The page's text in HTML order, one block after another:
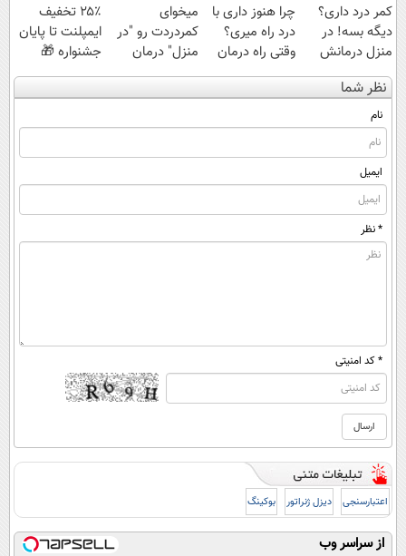
کمر درد داری؟
دیگه بسه! در
منزل درمانش
کن
(◀پرسش‌نامه)
چرا هنوز داری با
درد راه میری؟
وقتی راه درمان
جلو پاته!
میخوای
کمردردت رو "در
منزل" درمان
کنی؟ (◂فیلم +
◂پرسش‌نامه)
۲۵٪ تخفیف
ایمپلنت تا پایان
جشنواره 🎁
نظر شما
نام
ایمیل
* نظر
* کد امنیتی
اعتبارسنجی دیزل ژنراتور بوکینگ
از سراسر وب